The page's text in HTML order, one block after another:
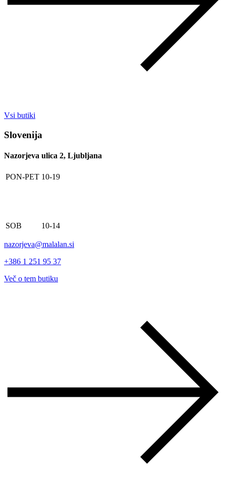
Vsi butiki
Slovenija
Nazorjeva ulica 2, Ljubljana
PON-PET 10-19
SOB 10-14
nazorjeva@malalan.si
+386 1 251 95 37
Več o tem butiku